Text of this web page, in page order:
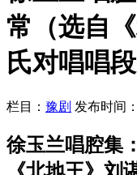
常（选自
氏对唱唱段
栏目： 豫剧 发布时间
徐玉兰唱腔集
《北地王》刘